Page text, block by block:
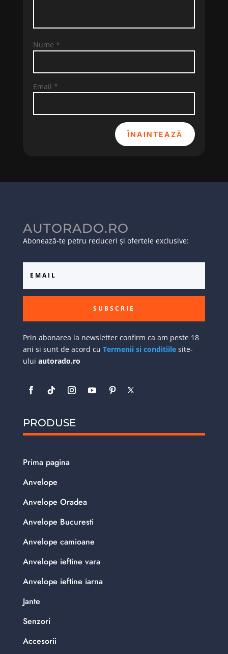
Nume *
Email *
ÎNAINTEAZĂ
AUTORADO.RO
Abonează-te petru reduceri și ofertele exclusive:
SUBSCRIE
Prin abonarea la newsletter confirm ca am peste 18
ani si sunt de acord cu Termenii si conditiilesite-
ului autorado.ro
PRODUSE
Prima pagina
Anvelope
Anvelope Oradea
Anvelope Bucuresti
Anvelope camioane
Anvelope ieftine vara
Anvelope ieftine iarna
Jante
Senzori
Accesorii